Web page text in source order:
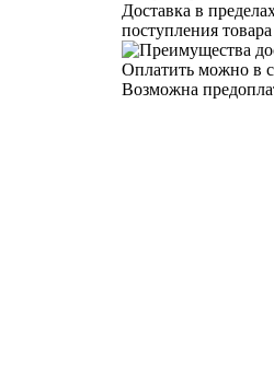
Доставка в
поступления
Оплатить можно в
Возможна